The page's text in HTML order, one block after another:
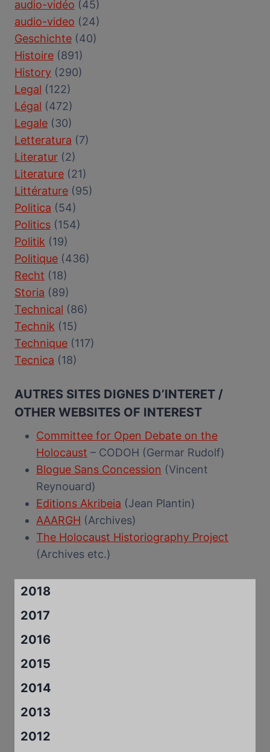
audio-vidéo (45)
audio-video (24)
Geschichte (40)
Histoire (891)
History (290)
Legal (122)
Légal (472)
Legale (30)
Letteratura (7)
Literatur (2)
Literature (21)
Littérature (95)
Politica (54)
Politics (154)
Politik (19)
Politique (436)
Recht (18)
Storia (89)
Technical (86)
Technik (15)
Technique (117)
Tecnica (18)
AUTRES SITES DIGNES D’INTERET /
OTHER WEBSITES OF INTEREST
Committee for Open Debate on the
Holocaust – CODOH (Germar Rudolf)
Blogue Sans Concession (Vincent
Reynouard)
Editions Akribeia (Jean Plantin)
AAARGH (Archives)
The Holocaust Historiography Project
(Archives etc.)
2018
2017
2016
2015
2014
2013
2012